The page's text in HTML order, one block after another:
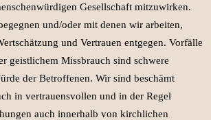
Gesellschaft mitzuwirken.
und/oder mit denen wir arbeiten,
und Vertrauen entgegen. Vorfälle
geistlichem Missbrauch sind schwere
der Betroffenen. Wir sind beschämt
in vertrauensvollen und in der Regel
auch innerhalb von kirchlichen